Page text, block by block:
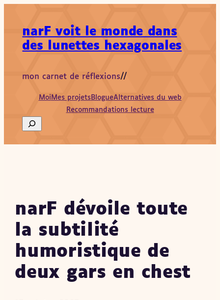
contenu
narF voit le monde dans
des lunettes hexagonales
mon carnet de réflexions//
MoiMes projetsBlogueAlternatives du web
Recommandations lecture
Search
narF dévoile toute
la subtilité
humoristique de
deux gars en chest